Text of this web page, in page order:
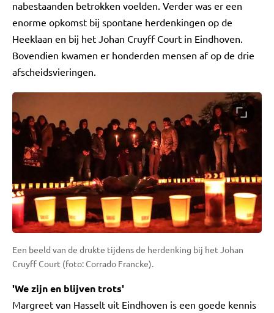
nabestaanden betrokken voelden. Verder was er een
enorme opkomst bij spontane herdenkingen op de
Heeklaan en bij het Johan Cruyff Court in Eindhoven.
Bovendien kwamen er honderden mensen af op de drie
afscheidsvieringen.
Een beeld van de drukte tijdens de herdenking bij het Johan
Cruyff Court (foto: Corrado Francke).
'We zijn en blijven trots'
Margreet van Hasselt uit Eindhoven is een goede kennis